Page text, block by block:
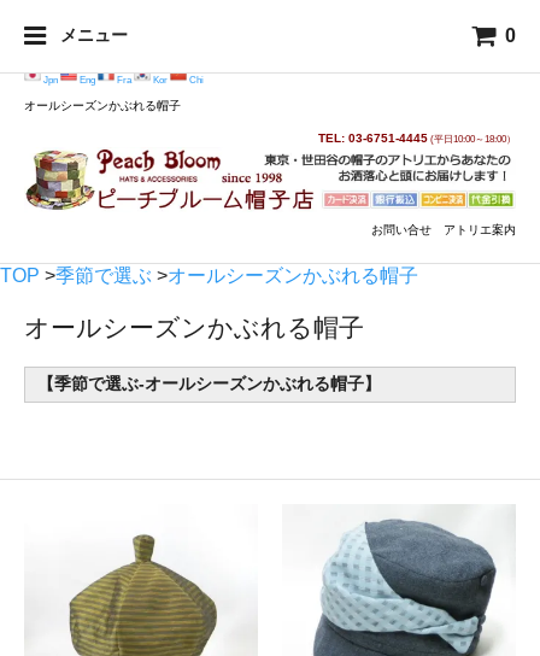
メニュー 0
Jpn Eng Fra Kor Chi
オールシーズンかぶれる帽子
TEL: 03-6751-4445 (平日10:00～18:00）
お問い合せ アトリエ案内
TOP >季節で選ぶ >オールシーズンかぶれる帽子
オールシーズンかぶれる帽子
【季節で選ぶ-オールシーズンかぶれる帽子】